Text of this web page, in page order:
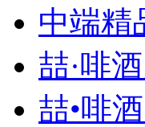
中端精
喆·啡
喆•啡